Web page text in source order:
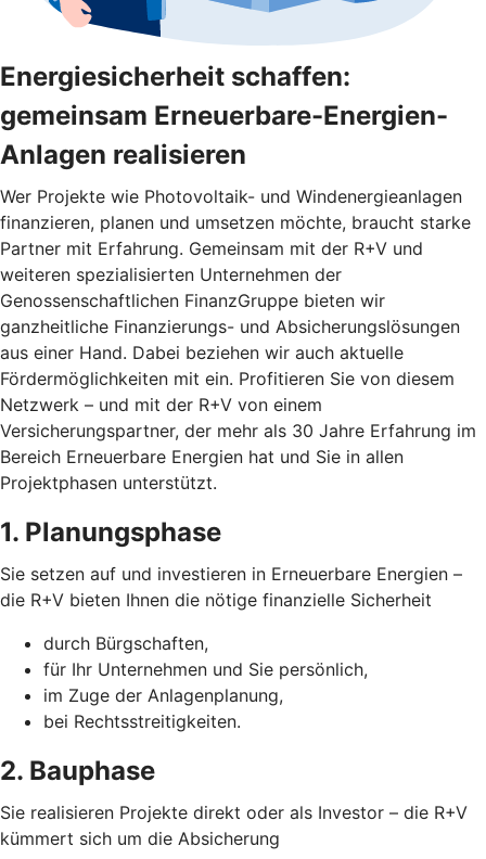
Energiesicherheit schaffen:
gemeinsam Erneuerbare-Energien-
Anlagen realisieren
Wer Projekte wie Photovoltaik- und Windenergieanlagen
finanzieren, planen und umsetzen möchte, braucht starke
Partner mit Erfahrung. Gemeinsam mit der R+V und
weiteren spezialisierten Unternehmen der
Genossenschaftlichen FinanzGruppe bieten wir
ganzheitliche Finanzierungs- und Absicherungslösungen
aus einer Hand. Dabei beziehen wir auch aktuelle
Fördermöglichkeiten mit ein. Profitieren Sie von diesem
Netzwerk – und mit der R+V von einem
Versicherungspartner, der mehr als 30 Jahre Erfahrung im
Bereich Erneuerbare Energien hat und Sie in allen
Projektphasen unterstützt.
1. Planungsphase
Sie setzen auf und investieren in Erneuerbare Energien –
die R+V bieten Ihnen die nötige finanzielle Sicherheit
durch Bürgschaften,
für Ihr Unternehmen und Sie persönlich,
im Zuge der Anlagenplanung,
bei Rechtsstreitigkeiten.
2. Bauphase
Sie realisieren Projekte direkt oder als Investor – die R+V
kümmert sich um die Absicherung